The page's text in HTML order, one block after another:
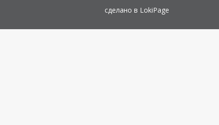
сделано в LokiPage